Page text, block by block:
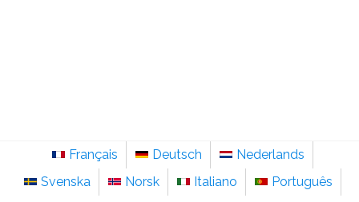
Français Deutsch
Nederlands
Svenska
Norsk Italiano
Português